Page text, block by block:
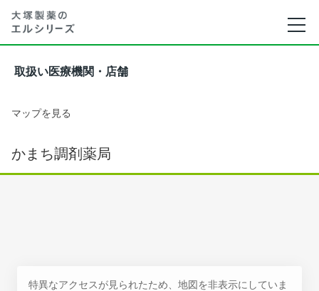
取扱い医療機関・店舗
マップを見る
かまち調剤薬局
特異なアクセスが見られたため、地図を非表示にしていま